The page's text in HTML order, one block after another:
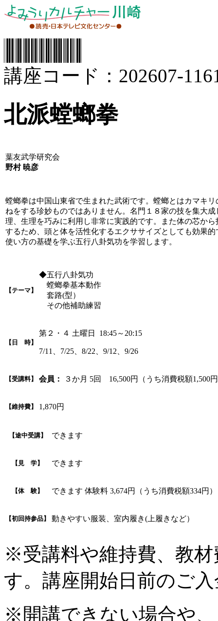
講座コード：202607-
北派螳螂拳
葉友武学研究会
野村 暁彦
螳螂拳は中国山東省で生まれた武術です。螳螂とはカマキ
ねをする珍妙ものではありません。名門１８家の技を集大
理、生理を巧みに利用し非常に実践的です。また体の芯か
するため、頭と体を活性化するエクササイズとしても効果
使い方の基礎を学ぶ五行八卦気功を学習します。
【テーマ】
◆五行八卦気功
螳螂拳基本動作
套路(型）
その他補助練習
【日 時】
第２・４ 土曜日 18:45～20:15
7/11、7/25、8/22、9/12、9/26
【受講料】 会員： ３か月 5回 16,500円（うち消費税額1,500
【維持費】 1,870円
【途中受講】 できます
【見 学】 できます
【体 験】 できます 体験料 3,674円（うち消費税額334円
【初回持参品】 動きやすい服装、室内履き(上履きなど）
※受講料や維持費、教
す。講座開始日前のご
※開講できない場合や